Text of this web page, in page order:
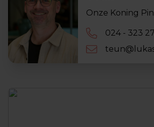
Onze Koning
024 - 323